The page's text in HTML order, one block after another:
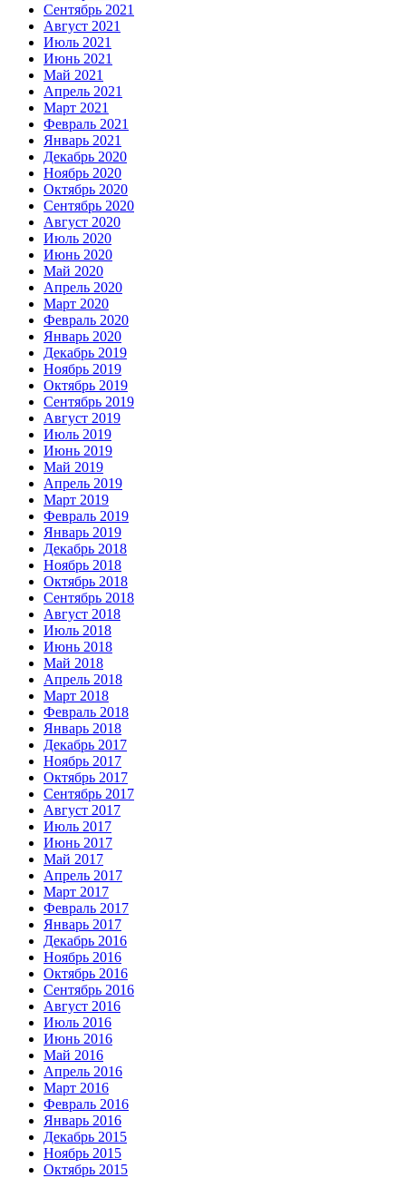
Сентябрь 2021
Август 2021
Июль 2021
Июнь 2021
Май 2021
Апрель 2021
Март 2021
Февраль 2021
Январь 2021
Декабрь 2020
Ноябрь 2020
Октябрь 2020
Сентябрь 2020
Август 2020
Июль 2020
Июнь 2020
Май 2020
Апрель 2020
Март 2020
Февраль 2020
Январь 2020
Декабрь 2019
Ноябрь 2019
Октябрь 2019
Сентябрь 2019
Август 2019
Июль 2019
Июнь 2019
Май 2019
Апрель 2019
Март 2019
Февраль 2019
Январь 2019
Декабрь 2018
Ноябрь 2018
Октябрь 2018
Сентябрь 2018
Август 2018
Июль 2018
Июнь 2018
Май 2018
Апрель 2018
Март 2018
Февраль 2018
Январь 2018
Декабрь 2017
Ноябрь 2017
Октябрь 2017
Сентябрь 2017
Август 2017
Июль 2017
Июнь 2017
Май 2017
Апрель 2017
Март 2017
Февраль 2017
Январь 2017
Декабрь 2016
Ноябрь 2016
Октябрь 2016
Сентябрь 2016
Август 2016
Июль 2016
Июнь 2016
Май 2016
Апрель 2016
Март 2016
Февраль 2016
Январь 2016
Декабрь 2015
Ноябрь 2015
Октябрь 2015